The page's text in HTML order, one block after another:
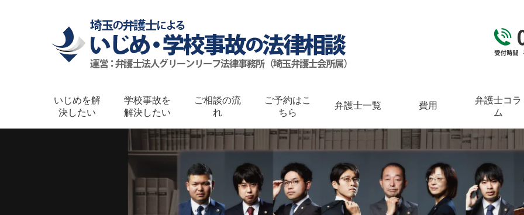
いじめを解
決したい
学校事故を
解決したい
ご相談の流
れ
ご予約はこ
ちら
弁護士一覧 費用
弁護士コラ
ム